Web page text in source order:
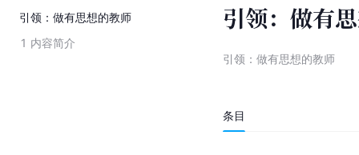
引领：做有思想的教师
1 内容简介
引领：做有
引领：做有思想的教师
条目